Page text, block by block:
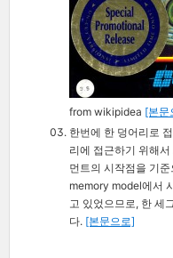
from wikipidea [본문
한번에 한 덩어리로
리에 접근하기 위해
먼트의 시작점을 기
memory model에서
고 있었으므로, 한 세
다. [본문으로]